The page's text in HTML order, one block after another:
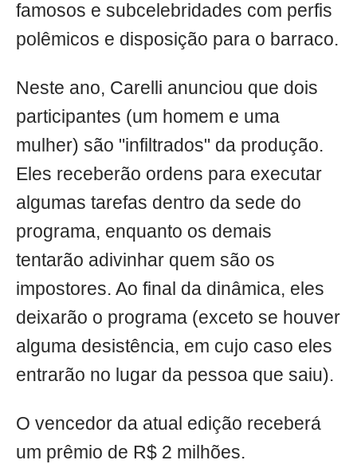
famosos e subcelebridades com perfis
polêmicos e disposição para o barraco.
Neste ano, Carelli anunciou que dois
participantes (um homem e uma
mulher) são "infiltrados" da produção.
Eles receberão ordens para executar
algumas tarefas dentro da sede do
programa, enquanto os demais
tentarão adivinhar quem são os
impostores. Ao final da dinâmica, eles
deixarão o programa (exceto se houver
alguma desistência, em cujo caso eles
entrarão no lugar da pessoa que saiu).
O vencedor da atual edição receberá
um prêmio de R$ 2 milhões.